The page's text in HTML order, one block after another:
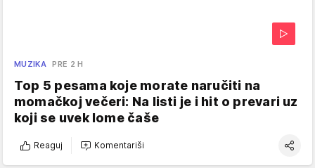
MUZIKA PRE 2 H
Top 5 pesama koje morate naručiti na
momačkoj večeri: Na listi je i hit o prevari uz
koji se uvek lome čaše
Reaguj Komentariši